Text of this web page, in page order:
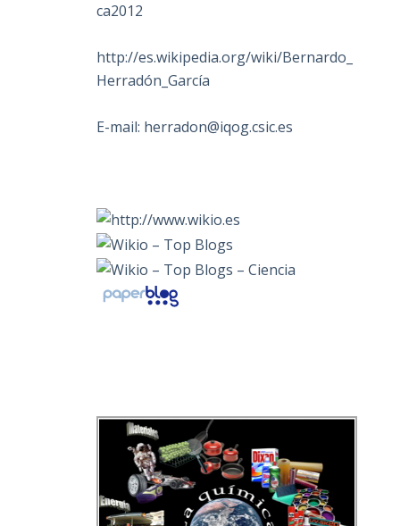
ca2012
http://es.wikipedia.org/wiki/Bernardo_
Herradón_García
E-mail: herradon@iqog.csic.es